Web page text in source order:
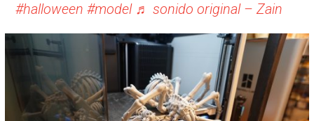
#halloween #model ♬ sonido original – Zain